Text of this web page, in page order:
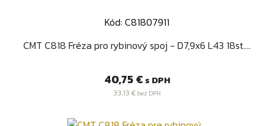
Kód: C81807911
CMT C818 Fréza pro rybinový spoj - D7,9x6 L43 18st....
Cena
40,75 € s DPH
33,13 € bez DPH